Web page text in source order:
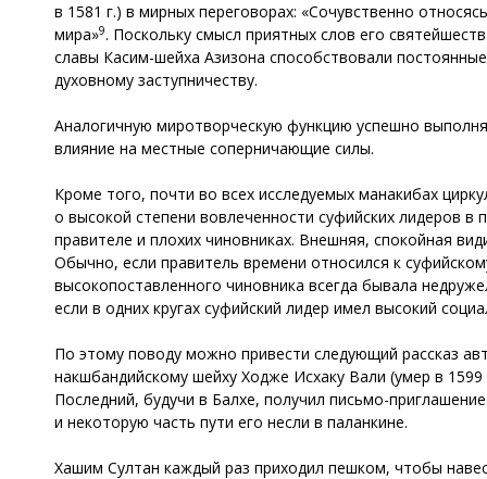
в 1581 г.) в мирных переговорах: «Сочувственно
мира»9. Поскольку смысл приятных слов его
славы Касим-шейха Азизона способствовали
духовному заступничеству.
Аналогичную миротворческую функцию успешно
влияние на местные соперничающие силы.
Кроме того, почти во всех исследуемых манакибах
о высокой степени вовлеченности суфийских лидеров
правителе и плохих чиновниках. Внешняя, спокойная
Обычно, если правитель времени относился к
высокопоставленного чиновника всегда бывала
если в одних кругах суфийский лидер имел высокий
По этому поводу можно привести следующий рассказ
накшбандийскому шейху Ходже Исхаку Вали (умер в
Последний, будучи в Балхе, получил письмо-
и некоторую часть пути его несли в паланкине.
Хашим Султан каждый раз приходил пешком, чтобы